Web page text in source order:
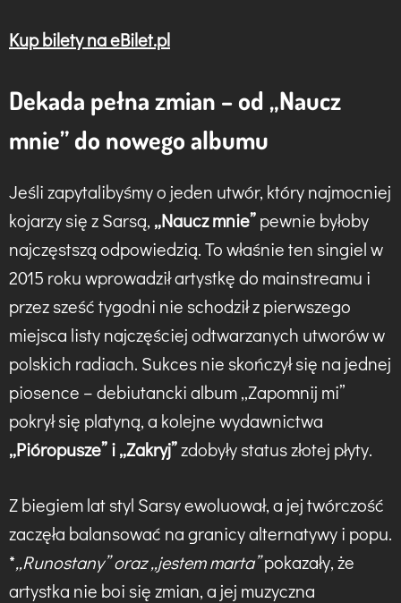
Kup bilety na eBilet.pl
Dekada pełna zmian – od „Naucz
mnie” do nowego albumu
Jeśli zapytalibyśmy o jeden utwór, który najmocniej
kojarzy się z Sarsą, „Naucz mnie”pewnie byłoby
najczęstszą odpowiedzią. To właśnie ten singiel w
2015 roku wprowadził artystkę do mainstreamu i
przez sześć tygodni nie schodził z pierwszego
miejsca listy najczęściej odtwarzanych utworów w
polskich radiach. Sukces nie skończył się na jednej
piosence – debiutancki album „Zapomnij mi”
pokrył się platyną, a kolejne wydawnictwa
„Pióropusze” i „Zakryj”zdobyły status złotej płyty.
Z biegiem lat styl Sarsy ewoluował, a jej twórczość
zaczęła balansować na granicy alternatywy i popu.
*„Runostany” oraz „jestem marta”pokazały, że
artystka nie boi się zmian, a jej muzyczna